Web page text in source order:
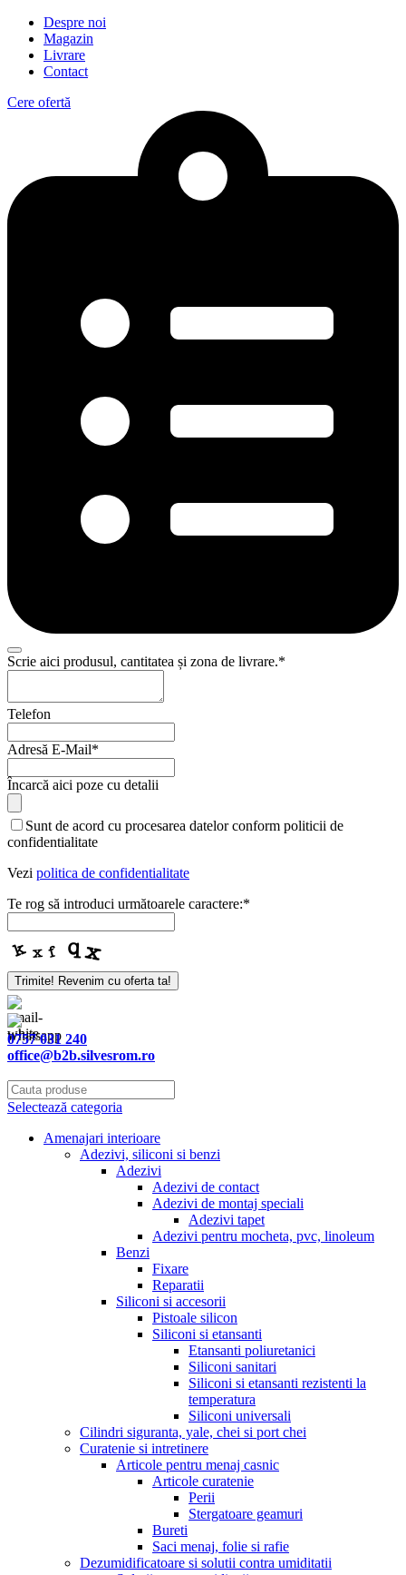
Despre noi
Magazin
Livrare
Contact
Cere ofertă
Scrie aici produsul, cantitatea și zona de livrare.*
Telefon
Adresă E-Mail*
Încarcă aici poze cu detalii
Sunt de acord cu procesarea datelor conform politicii de
confidentialitate
Vezi politica de confidentialitate
Te rog să introduci următoarele caractere:*
Trimite! Revenim cu oferta ta!
Your
Website
0757 031 240
office@b2b.silvesrom.ro
Selectează categoria
Amenajari interioare
Adezivi, siliconi si benzi
Adezivi
Adezivi de contact
Adezivi de montaj speciali
Adezivi tapet
Adezivi pentru mocheta, pvc, linoleum
Benzi
Fixare
Reparatii
Siliconi si accesorii
Pistoale silicon
Siliconi si etansanti
Etansanti poliuretanici
Siliconi sanitari
Siliconi si etansanti rezistenti la
temperatura
Siliconi universali
Cilindri siguranta, yale, chei si port chei
Curatenie si intretinere
Articole pentru menaj casnic
Articole curatenie
Perii
Stergatoare geamuri
Bureti
Saci menaj, folie si rafie
Dezumidificatoare si solutii contra umiditatii